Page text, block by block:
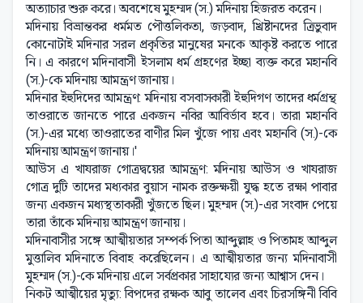
অত্যাচার শুরু করে। অবশেষে মুহম্মদ (স.) মদিনায় হিজরত করেন।
মদিনায় বিভ্রান্তকর ধর্মমত পৌত্তলিকতা, জড়বাদ, খ্রিষ্টানদের ত্রিভুবাদ
কোনোটাই মদিনার সরল প্রকৃতির মানুষের মনকে আকৃষ্ট করতে পারে
নি। এ কারণে মদিনাবাসী ইসলাম ধর্ম গ্রহণের ইচ্ছা ব্যক্ত করে মহানবি
(স.)-কে মদিনায় আমন্ত্রণ জানায়।
মদিনার ইহুদিদের আমন্ত্রণ: মদিনায় বসবাসকারী ইহুদিগণ তাদের ধর্মগ্রন্থ
তাওরাতে জানতে পারে একজন নবির আবির্ভাব হবে। তারা মহানবি
(স.)-এর মধ্যে তাওরাতের বাণীর মিল খুঁজে পায় এবং মহানবি (স.)-কে
মদিনায় আমন্ত্রণ জানায়।'
আউস এ খাযরাজ গোত্রদ্বয়ের আমন্ত্রণ: মদিনায় আউস ও খাযরাজ
গোত্র দুটি তাদের মধ্যকার বুয়াস নামক রক্তক্ষয়ী যুদ্ধ হতে রক্ষা পাবার
জন্য একজন মধ্যস্থতাকারী খুঁজতে ছিল। মুহম্মদ (স.)-এর সংবাদ পেয়ে
তারা তাঁকে মদিনায় আমন্ত্রণ জানায়।
মদিনাবাসীর সঙ্গে আত্মীয়তার সম্পর্ক পিতা আব্দুল্লাহ ও পিতামহ আব্দুল
মুত্তালিব মদিনাতে বিবাহ করেছিলেন। এ আত্মীয়তার জন্য মদিনাবাসী
মুহম্মদ (স.)-কে মদিনায় এলে সর্বপ্রকার সাহায্যের জন্য আশ্বাস দেন।
নিকট আত্মীয়ের মৃত্যু: বিপদের রক্ষক আবু তালেব এবং চিরসঙ্গিনী বিবি